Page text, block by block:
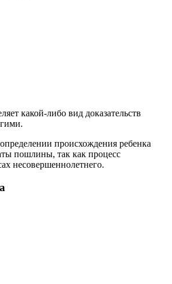
какой-либо вид доказательств
происхождения ребенка
пошлины, так как процесс
несовершеннолетнего.